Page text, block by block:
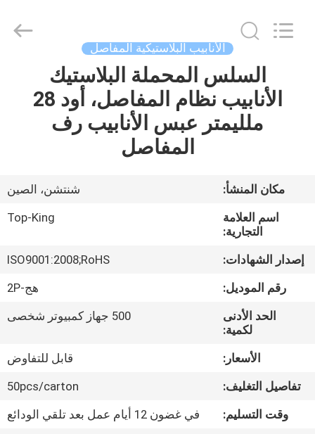
المنزل
المنتجات
جولة
المصنع
مراقبة
الجودة
بنا
الأنابيب البلاستيكية المفاصل
السلس المحملة البلاستيك
الأنابيب نظام المفاصل، أود 28
ملليمتر عبس الأنابيب رف
المفاصل
مكان المنشأ:
شنتشن، الصين
اسم العلامة
التجارية:
Top-King
إصدار الشهادات:
ISO9001:2008;RoHS
رقم الموديل:
هج-2P
الحد الأدنى
لكمية:
500 جهاز كمبيوتر شخصى
الأسعار:
قابل للتفاوض
تفاصيل التغليف:
50pcs/carton
وقت التسليم:
في غضون 12 أيام عمل بعد تلقي الودائع